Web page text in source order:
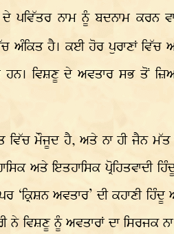
ਪਵਿੱਤਰ ਨਾਮ ਨੂੰ ਬਦਨਾਮ ਕਰਨ
ਅੰਕਿਤ ਹੈ। ਕਈ ਹੋਰ ਪੁਰਾਣਾਂ
ਵਿਸ਼ਣੂ ਦੇ ਅਵਤਾਰ ਸਭ ਤੋਂ
ਵਿੱਚ ਮੌਜੂਦ ਹੈ, ਅਤੇ ਨਾ ਹੀ ਜੈਨ ਮੱਤ
ਅਤੇ ਇਤਹਾਸਿਕ
‘ਕ੍ਰਿਸ਼ਨ ਅਵਤਾਰ’ ਦੀ ਕਹਾਣੀ
ਨੇ ਵਿਸ਼ਣੂ ਨੂੰ ਅਵਤਾਰਾਂ ਦਾ